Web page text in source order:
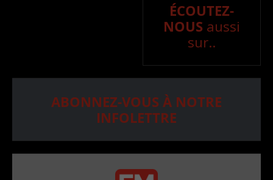
ÉCOUTEZ-
NOUS aussi
sur..
ABONNEZ-VOUS À NOTRE
INFOLETTRE